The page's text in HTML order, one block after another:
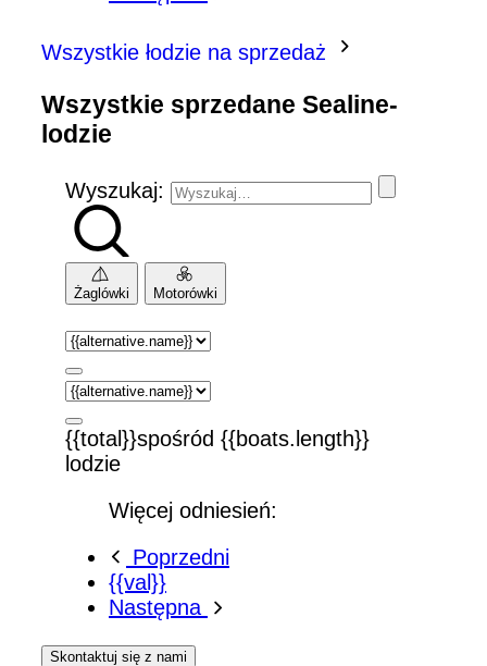
Wszystkie łodzie na sprzedaż
Wszystkie sprzedane Sealine-
lodzie
Wyszukaj:
Żaglówki Motorówki
{{total}}spośród {{boats.length}}
lodzie
Więcej odniesień:
Poprzedni
{{val}}
Następna
Skontaktuj się z nami